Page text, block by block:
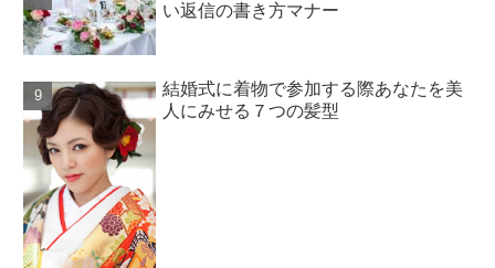
い返信の書き方マナー
結婚式に着物で参加する際あなたを美
人にみせる７つの髪型